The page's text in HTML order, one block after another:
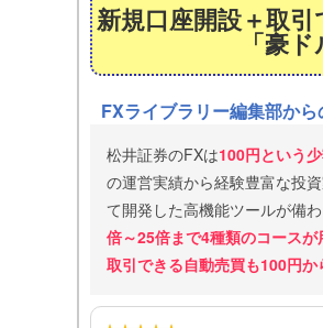
新規口座開設＋取引
「豪ド
FXライブラリー編集部から
松井証券のFXは100円という
の運営実績から経験豊富な投資
て開発した高機能ツールが備
倍～25倍まで4種類のコースが
取引できる自動売買も100円か